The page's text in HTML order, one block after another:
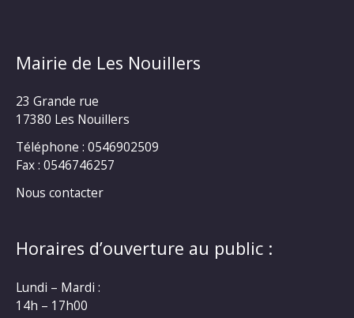
Mairie de Les Nouillers
23 Grande rue
17380 Les Nouillers
Téléphone : 0546902509
Fax : 0546746257
Nous contacter
Horaires d’ouverture au public :
Lundi – Mardi :
14h – 17h00